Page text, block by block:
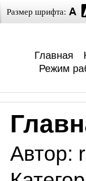
Размер шрифта:
Главная
Режим
Автор: